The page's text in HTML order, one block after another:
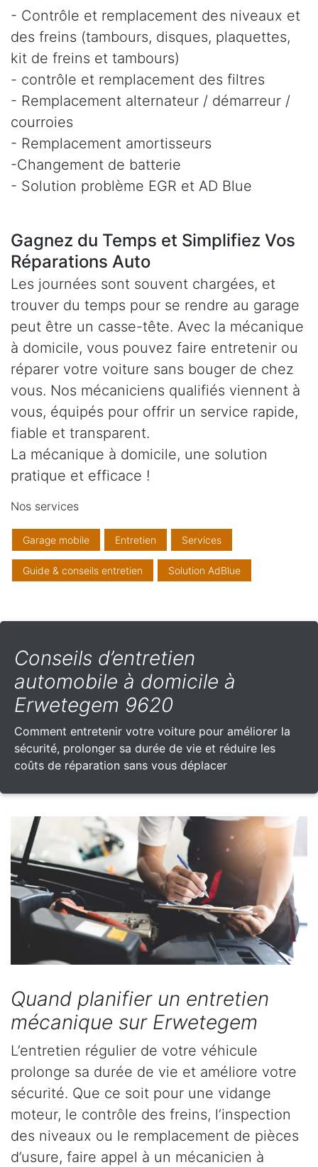
- Contrôle et remplacement des niveaux et
des freins (tambours, disques, plaquettes,
kit de freins et tambours)
- contrôle et remplacement des filtres
- Remplacement alternateur / démarreur /
courroies
- Remplacement amortisseurs
-Changement de batterie
- Solution problème EGR et AD Blue
Gagnez du Temps et Simplifiez Vos
Réparations Auto
Les journées sont souvent chargées, et
trouver du temps pour se rendre au garage
peut être un casse-tête. Avec la mécanique
à domicile, vous pouvez faire entretenir ou
réparer votre voiture sans bouger de chez
vous. Nos mécaniciens qualifiés viennent à
vous, équipés pour offrir un service rapide,
fiable et transparent.
La mécanique à domicile, une solution
pratique et efficace !
Nos services
Garage mobile Entretien Services
Guide & conseils entretien Solution AdBlue
Conseils d’entretien
automobile à domicile à
Erwetegem 9620
Comment entretenir votre voiture pour améliorer la
sécurité, prolonger sa durée de vie et réduire les
coûts de réparation sans vous déplacer
Quand planifier un entretien
mécanique sur Erwetegem
L’entretien régulier de votre véhicule
prolonge sa durée de vie et améliore votre
sécurité. Que ce soit pour une vidange
moteur, le contrôle des freins, l’inspection
des niveaux ou le remplacement de pièces
d’usure, faire appel à un mécanicien à